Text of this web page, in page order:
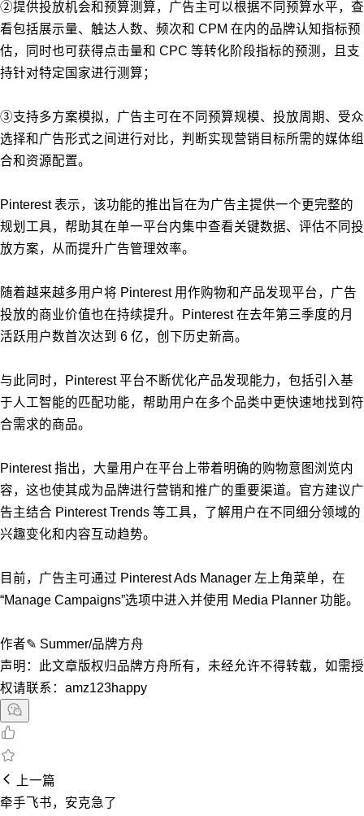
②提供投放机会和预算测算，广告主可以根据不同预算水平，查
看包括展示量、触达人数、频次和 CPM 在内的品牌认知指标预
估，同时也可获得点击量和 CPC 等转化阶段指标的预测，且支
持针对特定国家进行测算；
③支持多方案模拟，广告主可在不同预算规模、投放周期、受众
选择和广告形式之间进行对比，判断实现营销目标所需的媒体组
合和资源配置。
Pinterest 表示，该功能的推出旨在为广告主提供一个更完整的
规划工具，帮助其在单一平台内集中查看关键数据、评估不同投
放方案，从而提升广告管理效率。
随着越来越多用户将 Pinterest 用作购物和产品发现平台，广告
投放的商业价值也在持续提升。Pinterest 在去年第三季度的月
活跃用户数首次达到 6 亿，创下历史新高。
与此同时，Pinterest 平台不断优化产品发现能力，包括引入基
于人工智能的匹配功能，帮助用户在多个品类中更快速地找到符
合需求的商品。
Pinterest 指出，大量用户在平台上带着明确的购物意图浏览内
容，这也使其成为品牌进行营销和推广的重要渠道。官方建议广
告主结合 Pinterest Trends 等工具，了解用户在不同细分领域的
兴趣变化和内容互动趋势。
目前，广告主可通过 Pinterest Ads Manager 左上角菜单，在
“Manage Campaigns”选项中进入并使用 Media Planner 功能。
作者✎ Summer/品牌方舟
声明：此文章版权归品牌方舟所有，未经允许不得转载，如需授
权请联系：amz123happy
上一篇
牵手飞书，安克急了